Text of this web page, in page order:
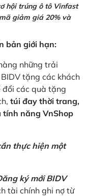
hội trúng ô tô Vinfast
giảm giá 20% và
bản giới hạn:
những trải
tặng các khách
đổi các quà tặng
túi đay thời trang,
tính năng VnShop
thực hiện một
ký mới BIDV
tài chính ghi nợ từ